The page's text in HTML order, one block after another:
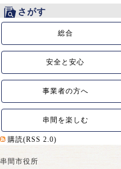
さがす
総合
安全と安心
事業者の方へ
串間を楽しむ
購読(RSS 2.0)
串間市役所